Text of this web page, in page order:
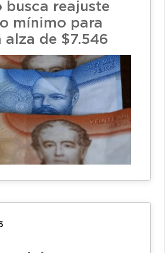
busca reajuste
mínimo para
alza de $7.546